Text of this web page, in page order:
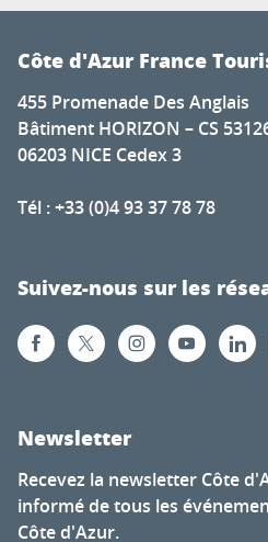
Côte d'Azur France
455 Promenade Des Anglais
Bâtiment HORIZON – CS
06203 NICE Cedex 3
Tél : +33 (0)4 93 37 78 78
Suivez-nous sur les
Newsletter
Recevez la newsletter Côte
informé de tous les
Côte d'Azur.